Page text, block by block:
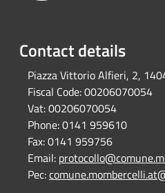
Contact details
Piazza Vittorio Alfieri, 2,
Fiscal Code:00206070054
Vat:00206070054
Phone:0141 959610
Fax:0141 959756
Email:
Pec: